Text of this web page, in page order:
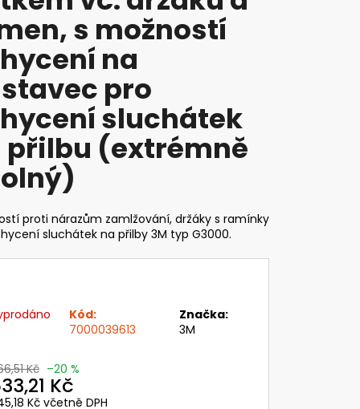
s možností
na
pro
sluchátek
přilbu (extrémně
proti nárazům zamlžování, držáky s ramínky
sluchátek na přilby 3M typ G3000.
Kód:
7000039613
Značka:
3M
Kč –20 %
Kč
Kč včetně DPH
Následující
LESNICKÝ A
3M PRO OCHRANU
S DRÁTĚNÝM
SLUCHÁTKY
Kč